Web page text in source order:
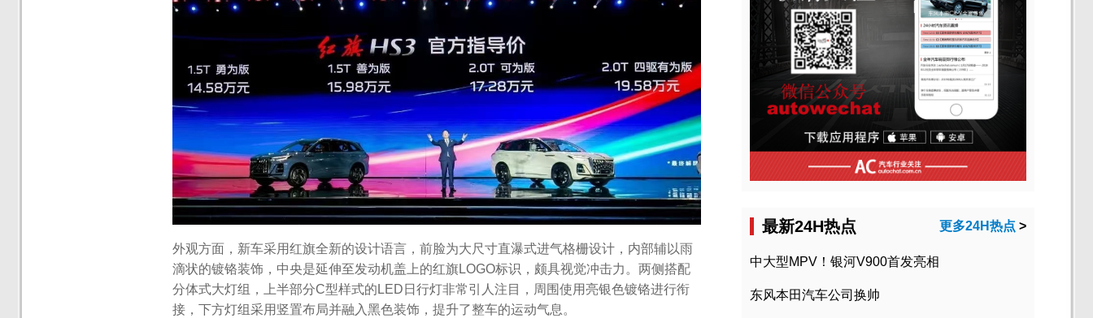
外观方面，新车采用红旗全新的设计语言，前脸为大尺寸直瀑式进气格栅设计，内部辅以雨
滴状的镀铬装饰，中央是延伸至发动机盖上的红旗LOGO标识，颇具视觉冲击力。两侧搭配
分体式大灯组，上半部分C型样式的LED日行灯非常引人注目，周围使用亮银色镀铬进行衔
接，下方灯组采用竖置布局并融入黑色装饰，提升了整车的运动气息。
最新24H热点 更多24H热点 >
中大型MPV！银河V900首发亮相
东风本田汽车公司换帅